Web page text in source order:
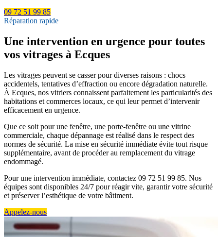
09 72 51 99 85
Réparation rapide
Une intervention en urgence pour toutes
vos vitrages à Ecques
Les vitrages peuvent se casser pour diverses raisons : chocs
accidentels, tentatives d’effraction ou encore dégradation naturelle.
À Ecques, nos vitriers connaissent parfaitement les particularités des
habitations et commerces locaux, ce qui leur permet d’intervenir
efficacement en urgence.
Que ce soit pour une fenêtre, une porte-fenêtre ou une vitrine
commerciale, chaque dépannage est réalisé dans le respect des
normes de sécurité. La mise en sécurité immédiate évite tout risque
supplémentaire, avant de procéder au remplacement du vitrage
endommagé.
Pour une intervention immédiate, contactez 09 72 51 99 85. Nos
équipes sont disponibles 24/7 pour réagir vite, garantir votre sécurité
et préserver l’esthétique de votre bâtiment.
Appelez-nous